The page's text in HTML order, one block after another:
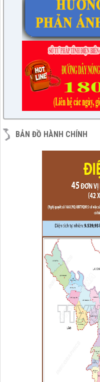
BẢN ĐỒ HÀNH CHÍNH